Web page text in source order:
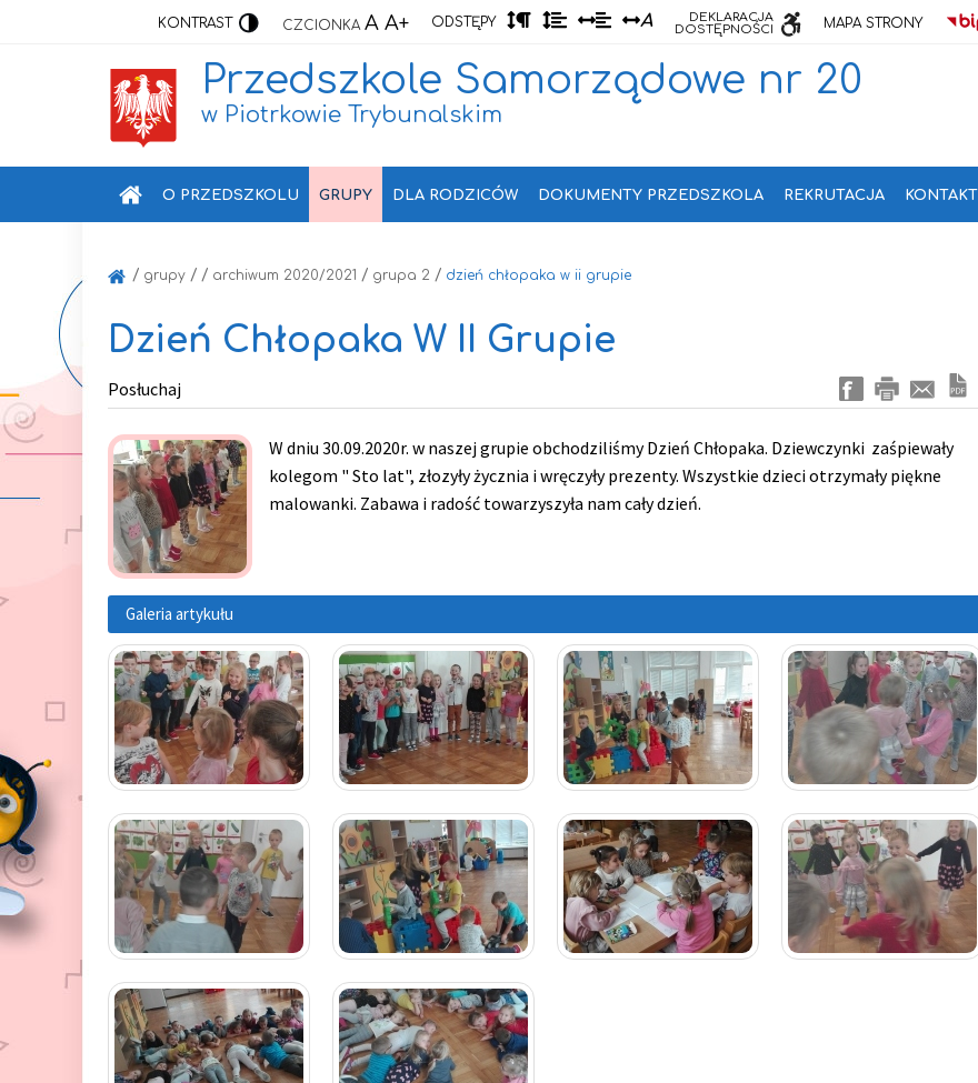
KONTRAST CZCIONKA A A+ ODSTĘPY
OdstępOdstępOdstęp
słowami
AOdstęp
między
literami
DEKLARACJA
DOSTĘPNOŚCI
MAPA STRONY
Przedszkole Samorządowe nr 20
w Piotrkowie Trybunalskim
O PRZEDSZKOLU GRUPY DLA RODZICÓW DOKUMENTY PRZEDSZKOLA REKRUTACJA KONTAKT
/ grupy / / archiwum 2020/2021 / grupa 2 / dzień chłopaka w ii grupie
Dzień Chłopaka W II Grupie
Posłuchaj
W dniu 30.09.2020r. w naszej grupie obchodziliśmy Dzień Chłopaka. Dziewczynki zaśpiewały
kolegom " Sto lat", złozyły życznia i wręczyły prezenty. Wszystkie dzieci otrzymały piękne
malowanki. Zabawa i radość towarzyszyła nam cały dzień.
Galeria artykułu